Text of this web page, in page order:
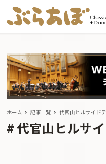
ホーム 記事一覧 代官山ヒルサイド
代官山ヒルサ